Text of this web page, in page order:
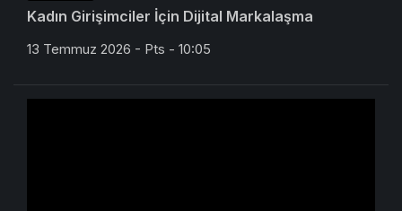
Kadın Girişimciler İçin Dijital Markalaşma
13 Temmuz 2026 - Pts - 10:05